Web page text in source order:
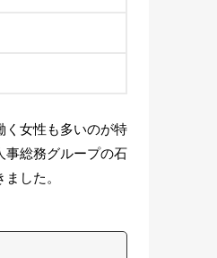
く女性も多いのが特
事総務グループの石
した。